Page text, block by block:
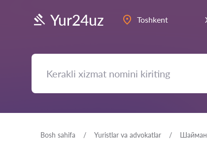
Yur24uz Toshkent
Bosh sahifa Yuristlar va advokatlar